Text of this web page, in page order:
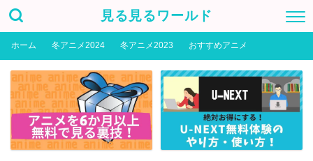
見る見るワールド
ホーム 冬アニメ2024 冬アニメ2023 おすすめアニメ